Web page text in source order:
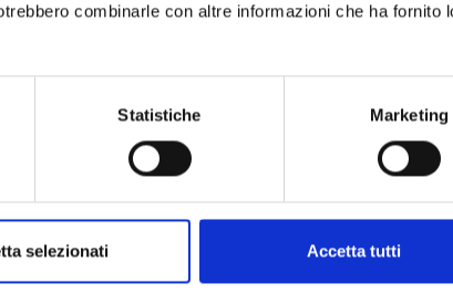
combinarle con altre informazioni che ha fornito
Statistiche Marketing
selezionati Accetta tutti